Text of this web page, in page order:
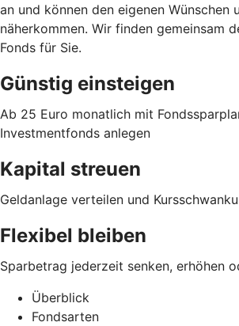
an und können den eigenen Wünschen
näherkommen. Wir finden gemeinsam
Fonds für Sie.
Günstig einsteigen
Ab 25 Euro monatlich mit
Investmentfonds anlegen
Kapital streuen
Geldanlage verteilen und
Flexibel bleiben
Sparbetrag jederzeit senken, erhöhen
Überblick
Fondsarten